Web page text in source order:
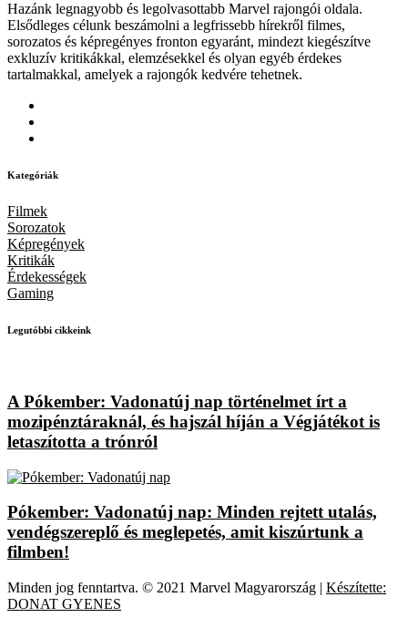
Hazánk legnagyobb és legolvasottabb Marvel rajongói oldala.
Elsődleges célunk beszámolni a legfrissebb hírekről filmes,
sorozatos és képregényes fronton egyaránt, mindezt kiegészítve
exkluzív kritikákkal, elemzésekkel és olyan egyéb érdekes
tartalmakkal, amelyek a rajongók kedvére tehetnek.
Kategóriák
Filmek
Sorozatok
Képregények
Kritikák
Érdekességek
Gaming
Legutóbbi cikkeink
A Pókember: Vadonatúj nap történelmet írt a
mozipénztáraknál, és hajszál híján a Végjátékot is
letaszította a trónról
Pókember: Vadonatúj nap: Minden rejtett utalás,
vendégszereplő és meglepetés, amit kiszúrtunk a
filmben!
Minden jog fenntartva. © 2021 Marvel Magyarország | Készítette:
DONAT GYENES